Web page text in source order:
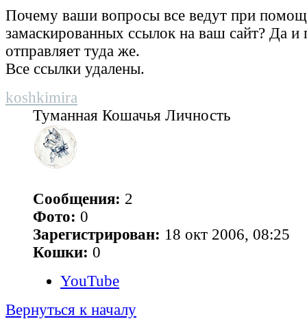
Почему ваши вопросы все ведут при
замаскированных ссылок на ваш сайт? Да и
отправляет туда же.
Все ссылки удалены.
koshkimira
Туманная Кошачья Личность
Сообщения: 2
Фото: 0
Зарегистрирован: 18 окт 2006, 08:25
Кошки: 0
YouTube
Вернуться к началу